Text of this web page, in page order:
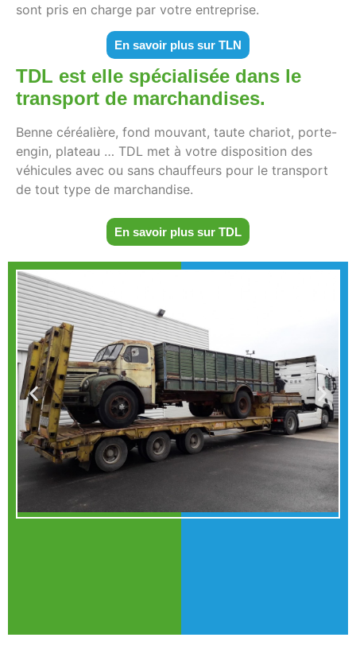
sont pris en charge par votre entreprise.
En savoir plus sur TLN
TDL est elle spécialisée dans le
transport de marchandises.
Benne céréalière, fond mouvant, taute chariot, porte-
engin, plateau … TDL met à votre disposition des
véhicules avec ou sans chauffeurs pour le transport
de tout type de marchandise.
En savoir plus sur TDL